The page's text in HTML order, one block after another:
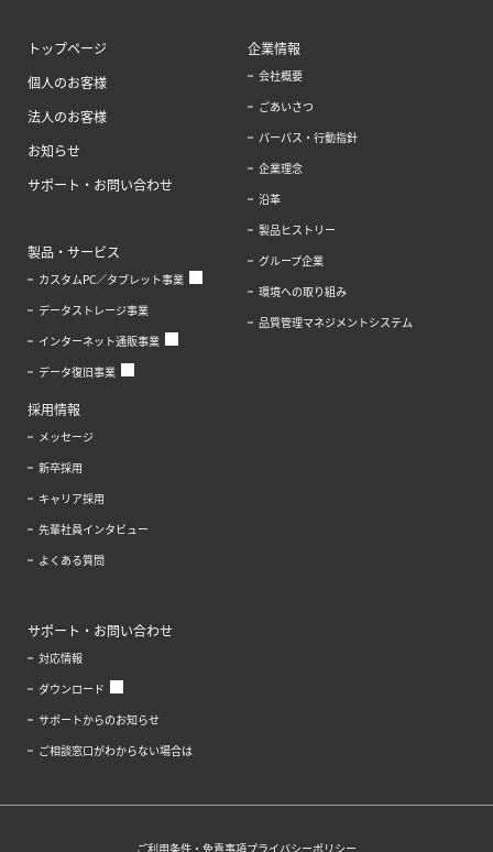
トップページ
個人のお客様
法人のお客様
お知らせ
サポート・お問い合わせ
製品・サービス
カスタムPC／タブレット事業
データストレージ事業
インターネット通販事業
データ復旧事業
企業情報
会社概要
ごあいさつ
パーパス・行動指針
企業理念
沿革
製品ヒストリー
グループ企業
環境への取り組み
品質管理マネジメントシステム
採用情報
メッセージ
新卒採用
キャリア採用
先輩社員インタビュー
よくある質問
サポート・お問い合わせ
対応情報
ダウンロード
サポートからのお知らせ
ご相談窓口がわからない場合は
ご利用条件・免責事項プライバシーポリシー